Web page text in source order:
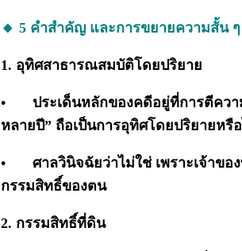
🔸 5 คำสำคัญ และการขยายความสั้น ๆ
1. อุทิศสาธารณสมบัติโดยปริยาย
•
ประเด็นหลักของคดีอยู่ที่การตีคว
หลายปี” ถือเป็นการอุทิศโดยปริยายหรื
•
ศาลวินิจฉัยว่าไม่ใช่ เพราะเจ้าข
กรรมสิทธิ์ของตน
2. กรรมสิทธิ์ที่ดิน